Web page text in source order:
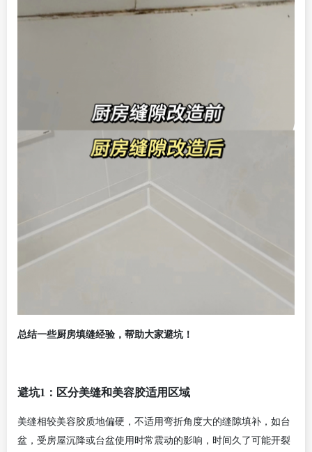
总结一些厨房填缝经验，帮助大家避坑！
避坑1：区分美缝和美容胶适用区域
美缝相较美容胶质地偏硬，不适用弯折角度大的缝隙填补，如台
盆，受房屋沉降或台盆使用时常震动的影响，时间久了可能开裂